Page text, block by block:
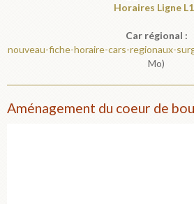
Horaires Ligne
Car régional :
nouveau-fiche-horaire-cars-regionaux-
Mo)
Aménagement du coeur de